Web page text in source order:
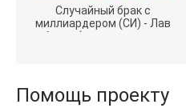
Случайный брак с
миллиардером (СИ) - Лав
Агата (полная версия
Помощь проекту